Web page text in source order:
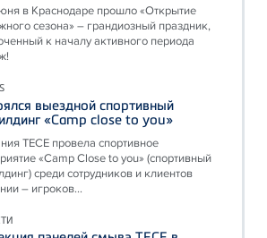
в Краснодаре прошло «Открытие
сезона» – грандиозный праздник,
к началу активного периода
выездной спортивный
«Camp close to you»
ТЕСЕ провела спортивное
«Camp Close to you» (спортивный
среди сотрудников и клиентов
– игроков...